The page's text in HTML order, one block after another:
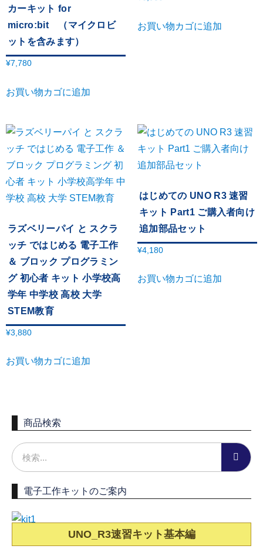
カーキット for
micro:bit （マイクロビ
ットを含みます）
¥7,780
お買い物カゴに追加
お買い物カゴに追加
ラズベリーパイ と スクラ
ッチ ではじめる 電子工作
＆ ブロック プログラミン
グ 初心者 キット 小学校高
学年 中学校 高校 大学
STEM教育
¥3,880
お買い物カゴに追加
はじめての UNO R3 速習
キット Part1 ご購入者向け
追加部品セット
¥4,180
お買い物カゴに追加
商品検索
電子工作キットのご案内
UNO_R3速習キット基本編